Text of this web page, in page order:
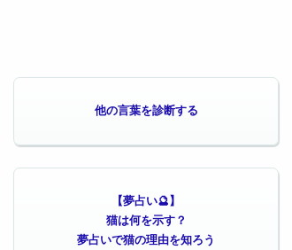
他の言葉を診断する
【夢占い🔮】
猫は何を示す？
夢占いで猫の理由を知ろう